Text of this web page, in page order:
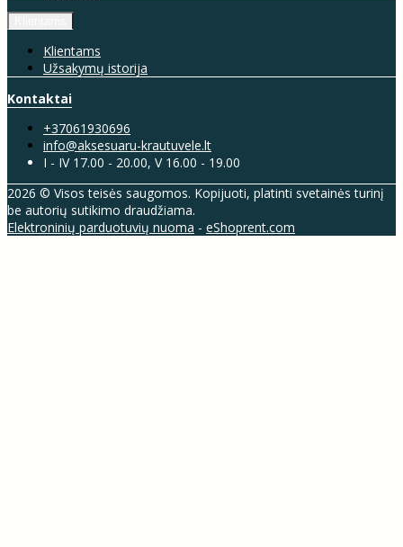
Klientams
Užsakymų istorija
Kontaktai
+37061930696
info@aksesuaru-krautuvele.lt
I - IV 17.00 - 20.00, V 16.00 - 19.00
2026 © Visos teisės saugomos. Kopijuoti, platinti svetainės turinį
be autorių sutikimo draudžiama.
Elektroninių parduotuvių nuoma - eShoprent.com